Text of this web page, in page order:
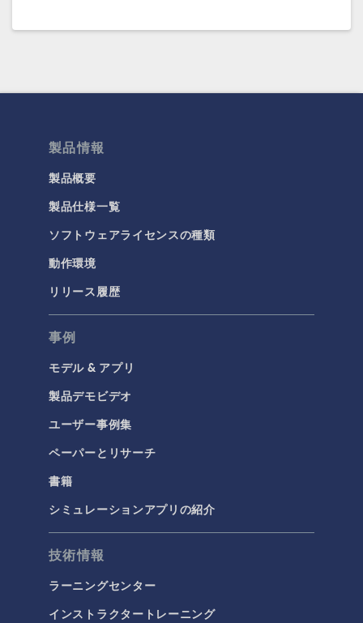
COMSOL 5.3a
製品情報
製品概要
製品仕様一覧
ソフトウェアライセンスの種類
動作環境
リリース履歴
事例
モデル & アプリ
製品デモビデオ
ユーザー事例集
ペーパーとリサーチ
書籍
シミュレーションアプリの紹介
技術情報
ラーニングセンター
インストラクタートレーニング